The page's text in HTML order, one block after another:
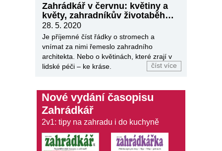
Zahrádkář v červnu: květiny a
květy, zahradníkův životaběh…
28. 5. 2020
Je příjemné číst řádky o stromech a
vnímat za nimi řemeslo zahradního
architekta. Nebo o květinách, které zrají v
lidské péči – ke kráse.
číst více
Nové vydání časopisu
Zahrádkář
2v1: tipy na zahradu i do kuchyně